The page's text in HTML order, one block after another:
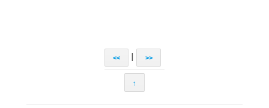
<< >>
↑